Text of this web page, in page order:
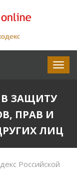
В ЗАЩИТУ
ПРАВ И
ЛИЦ
Российской